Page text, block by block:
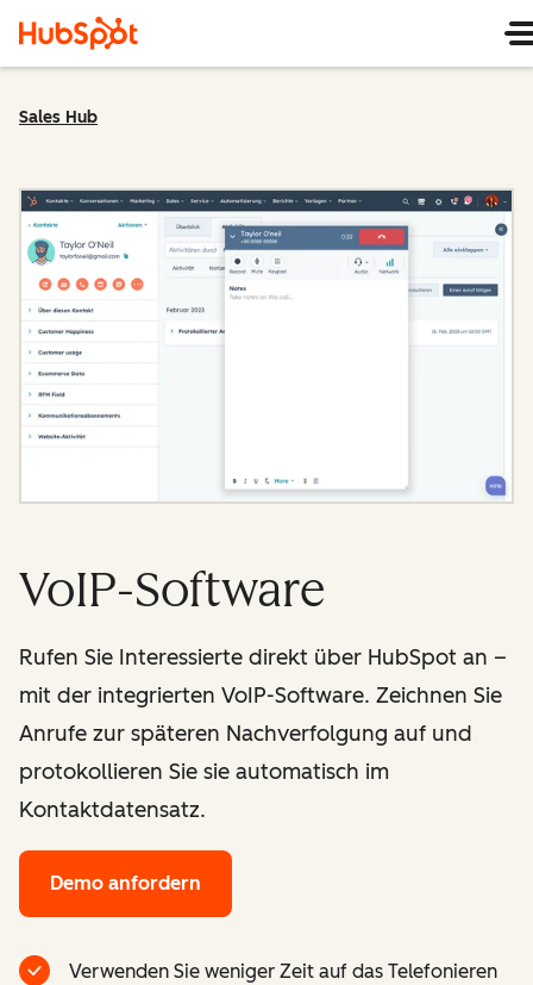
Sales Hub
VoIP-Software
Rufen Sie Interessierte direkt über HubSpot an –
mit der integrierten VoIP-Software. Zeichnen Sie
Anrufe zur späteren Nachverfolgung auf und
protokollieren Sie sie automatisch im
Kontaktdatensatz.
Demo anfordern
Verwenden Sie weniger Zeit auf das Telefonieren